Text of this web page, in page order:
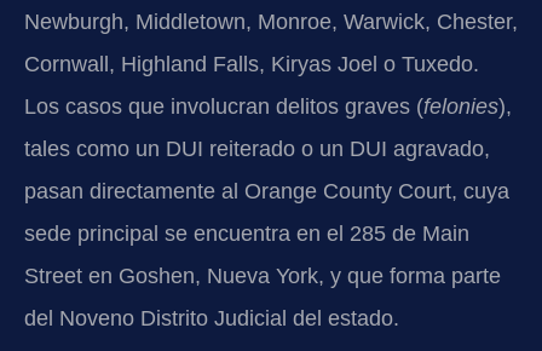
Newburgh, Middletown, Monroe, Warwick, Chester,
Cornwall, Highland Falls, Kiryas Joel o Tuxedo.
Los casos que involucran delitos graves (felonies),
tales como un DUI reiterado o un DUI agravado,
pasan directamente al Orange County Court, cuya
sede principal se encuentra en el 285 de Main
Street en Goshen, Nueva York, y que forma parte
del Noveno Distrito Judicial del estado.